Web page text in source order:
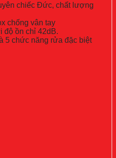
chiếc Đức, chất lượng
chống vân tay
độ ồn chỉ 42dB.
5 chức năng rửa đặc biệt